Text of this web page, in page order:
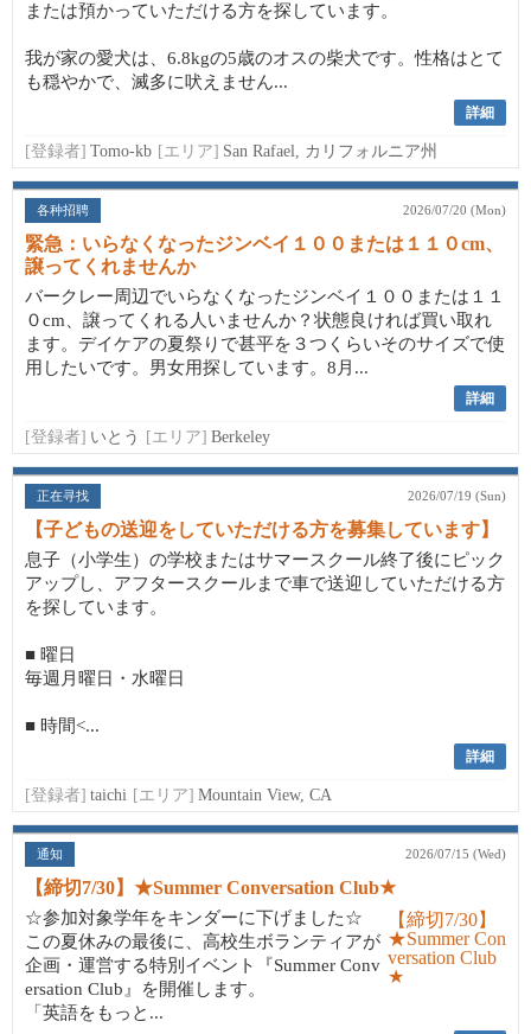
または預かっていただける方を探しています。
我が家の愛犬は、6.8kgの5歳のオスの柴犬です。性格はとて
も穏やかで、滅多に吠えません...
詳細
[登録者] Tomo-kb [エリア] San Rafael, カリフォルニア州
各种招聘 2026/07/20 (Mon)
緊急：いらなくなったジンベイ１００または１１０cm、
譲ってくれませんか
バークレー周辺でいらなくなったジンベイ１００または１１
０cm、譲ってくれる人いませんか？状態良ければ買い取れ
ます。デイケアの夏祭りで甚平を３つくらいそのサイズで使
用したいです。男女用探しています。8月...
詳細
[登録者] いとう [エリア] Berkeley
正在寻找 2026/07/19 (Sun)
【子どもの送迎をしていただける方を募集しています】
息子（小学生）の学校またはサマースクール終了後にピック
アップし、アフタースクールまで車で送迎していただける方
を探しています。
■ 曜日
毎週月曜日・水曜日
■ 時間<...
詳細
[登録者] taichi [エリア] Mountain View, CA
通知 2026/07/15 (Wed)
【締切7/30】★Summer Conversation Club★
☆参加対象学年をキンダーに下げました☆
この夏休みの最後に、高校生ボランティアが
企画・運営する特別イベント『Summer Conv
ersation Club』を開催します。
「英語をもっと...